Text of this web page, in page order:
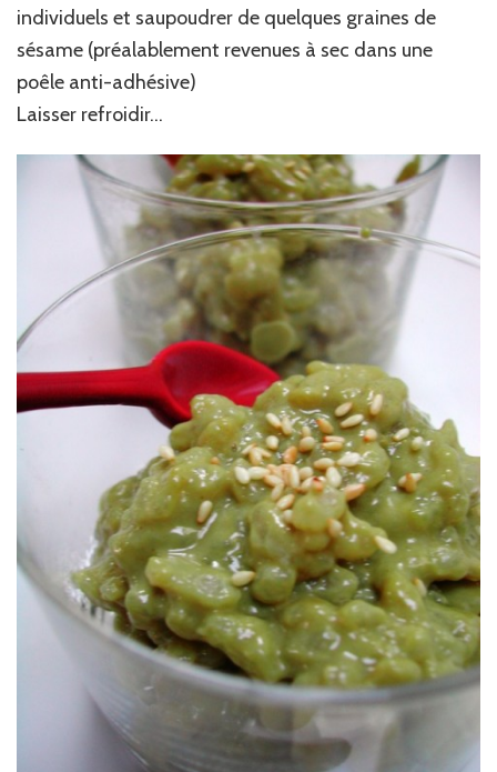
individuels et saupoudrer de quelques graines de
sésame (préalablement revenues à sec dans une
poêle anti-adhésive)
Laisser refroidir…